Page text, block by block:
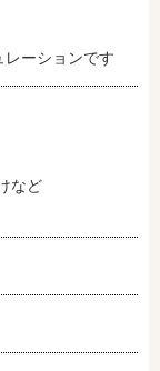
ーションです
など
仕事
ート
上社宅